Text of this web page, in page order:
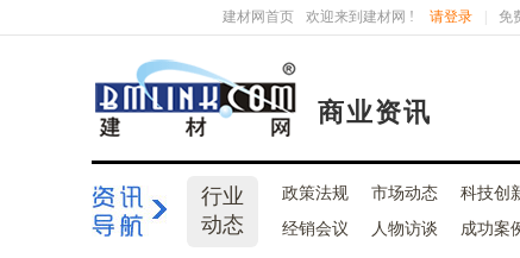
建材网首页 欢迎来到建材网 ! 请登录 免
商业资讯
行业
动态
政策法规 市场动态 科技创
经销会议
人物访谈 成功案